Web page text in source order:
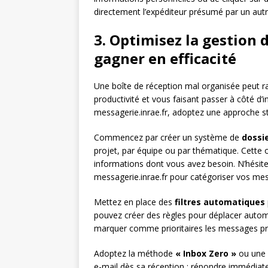
directement l’expéditeur présumé par un
3. Optimisez la gestion
gagner en efficacité
Une boîte de réception mal organisée peut
productivité et vous faisant passer à côté
messagerie.inrae.fr, adoptez une approche
Commencez par créer un système de
projet, par équipe ou par thématique.
informations dont vous avez besoin.
messagerie.inrae.fr pour catégoriser vos
Mettez en place des filtres automatiques
pouvez créer des règles pour déplacer
marquer comme prioritaires les messages
Adoptez la méthode « Inbox Zero » ou une